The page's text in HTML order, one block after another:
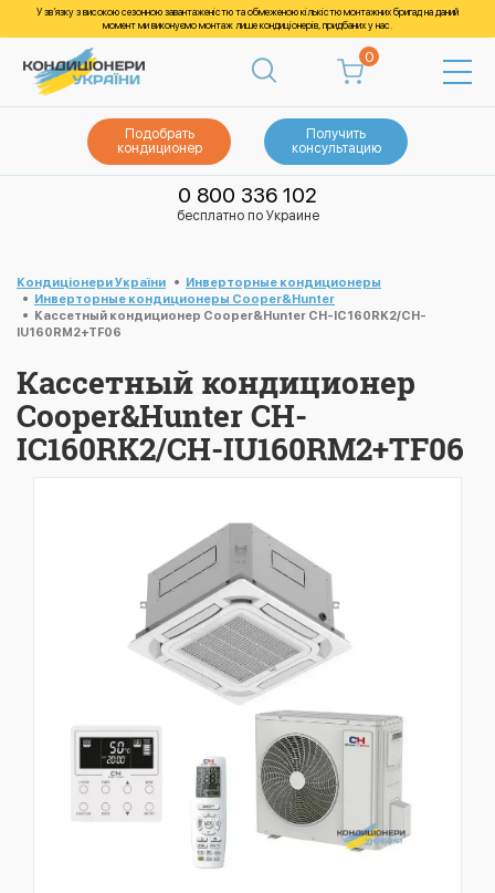
У зв’язку з високою сезонною завантаженістю та обмеженою кількістю монтажних бригад на даний
момент ми виконуємо монтаж лише кондиціонерів, придбаних у нас.
0
Подобрать
кондиционер
Получить
консультацию
0 800 336 102
бесплатно по Украине
Кондиціонери України
Инверторные кондиционеры
Инверторные кондиционеры Cooper&Hunter
Кассетный кондиционер Cooper&Hunter CH-IC160RK2/CH-
IU160RM2+TF06
Кассетный кондиционер
Cooper&Hunter CH-
IC160RK2/CH-IU160RM2+TF06